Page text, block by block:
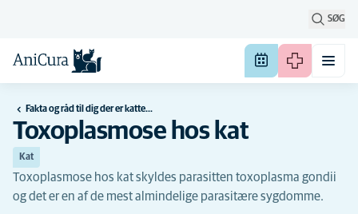
SØG
Fakta og råd til dig der er katteejer
Toxoplasmose hos kat
Kat
Toxoplasmose hos kat skyldes parasitten toxoplasma gondii
og det er en af de mest almindelige parasitære sygdomme.